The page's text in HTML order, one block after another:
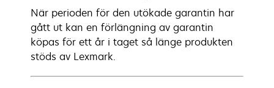
När perioden för den utökade garantin har
gått ut kan en förlängning av garantin
köpas för ett år i taget så länge produkten
stöds av Lexmark.